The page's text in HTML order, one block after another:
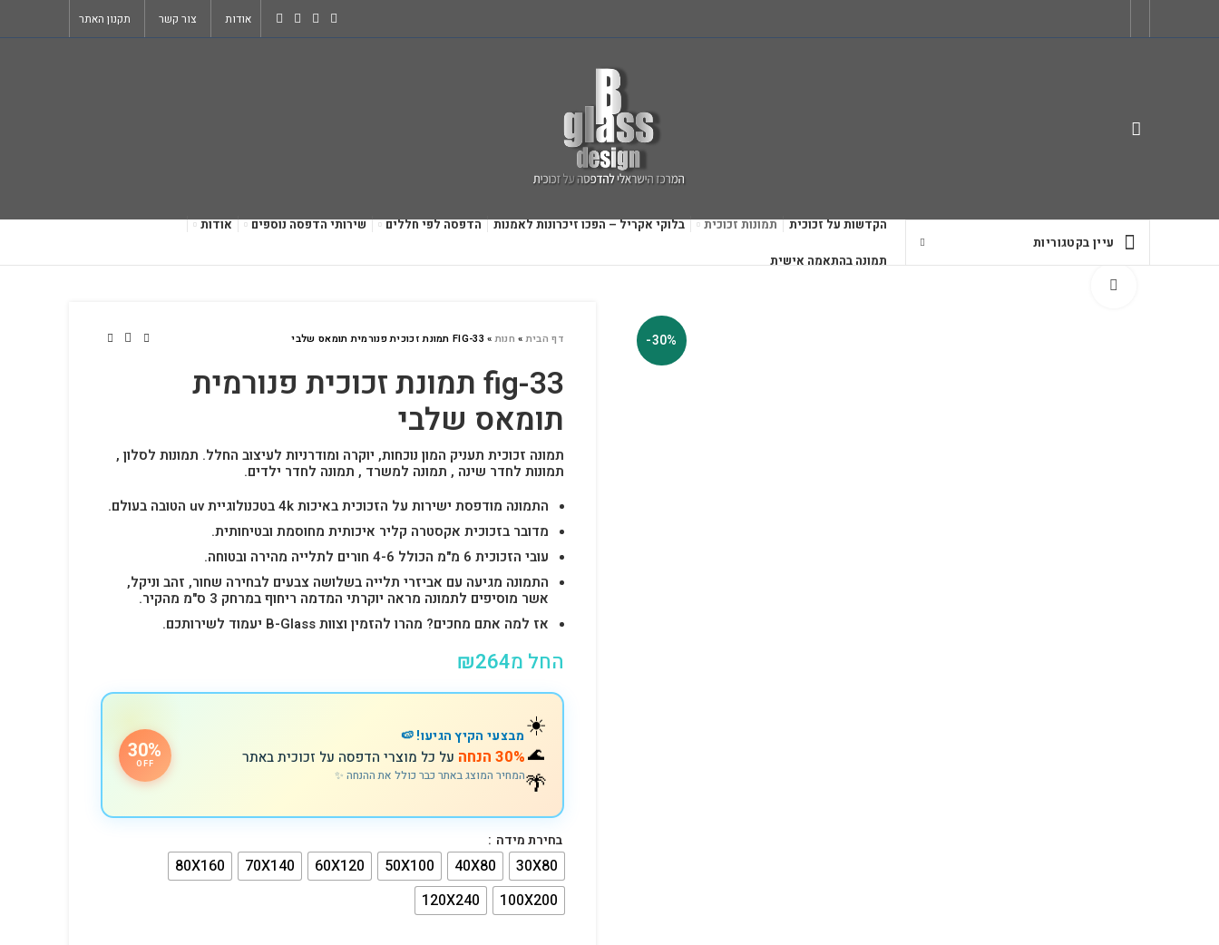
אודות צור קשר תקנון האתר
עיין בקטגוריות
הקדשות על זכוכית תמונות זכוכית בלוקי אקריל – הפכו זיכרונות לאמנות הדפסה לפי חללים שירותי הדפסה נוספים אודות
תמונה בהתאמה אישית
-30% דף הבית» חנות» FIG-33 תמונת זכוכית פנורמית תומאס שלבי
fig-33 תמונת זכוכית פנורמית
תומאס שלבי
תמונה זכוכית תעניק המון נוכחות, יוקרה ומודרניות לעיצוב החלל. תמונות לסלון ,
תמונות לחדר שינה , תמונה למשרד , תמונה לחדר ילדים.
התמונה מודפסת ישירות על הזכוכית באיכות 4k בטכנולוגיית uv הטובה בעולם.
מדובר בזכוכית אקסטרה קליר איכותית מחוסמת ובטיחותית.
עובי הזכוכית 6 מ"מ הכולל 4-6 חורים לתלייה מהירה ובטוחה.
התמונה מגיעה עם אביזרי תלייה בשלושה צבעים לבחירה שחור, זהב וניקל,
אשר מוסיפים לתמונה מראה יוקרתי המדמה ריחוף במרחק 3 ס"מ מהקיר.
אז למה אתם מחכים? מהרו להזמין וצוות B-Glass יעמוד לשירותכם.
החל מ ₪264
☀️
🌊
🌴
מבצעי הקיץ הגיעו! 🍉
30% הנחה על כל מוצרי הדפסה על זכוכית באתר
המחיר המוצג באתר כבר כולל את ההנחה ✨
30%
OFF
בחירת מידה
30X80
40X80
50X100
60X120
70X140
80X160
100X200
120X240